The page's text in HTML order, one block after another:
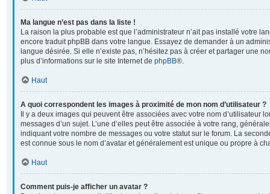
Ma langue n’est pas dans la liste !
La raison la plus probable est que l’administrateur n’ait pas installé votre
encore traduit phpBB dans votre langue. Essayez de demander à un
langue désirée. Si elle n’existe pas, n’hésitez pas à créer et partager une
plus d’informations sur le site Internet de phpBB®.
Haut
A quoi correspondent les images à proximité de mon nom d’utilisateur ?
Il y a deux images qui peuvent être associées avec votre nom d’utilisateur
messages d’un sujet. L’une d’elles peut être associée à votre rang,
indiquant votre nombre de messages ou votre statut sur le forum. La
est connue sous le nom d’avatar et généralement est unique ou propre à
Haut
Comment puis-je afficher un avatar ?